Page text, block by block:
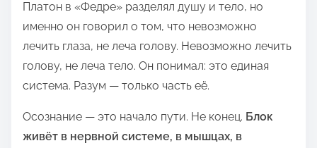
Платон в «Федре» разделял душу и тело, но
именно он говорил о том, что невозможно
лечить глаза, не леча голову. Невозможно лечить
голову, не леча тело. Он понимал: это единая
система. Разум — только часть её.
Осознание — это начало пути. Не конец. Блок
живёт в нервной системе, в мышцах, в